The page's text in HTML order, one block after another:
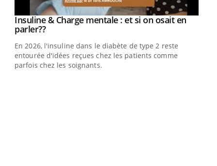
Youtube
Insuline & Charge mentale : et si on osait en
parler??Youtube
En 2026, l'insuline dans le diabète de type 2 reste
entourée d'idées reçues chez les patients comme
parfois chez les soignants.